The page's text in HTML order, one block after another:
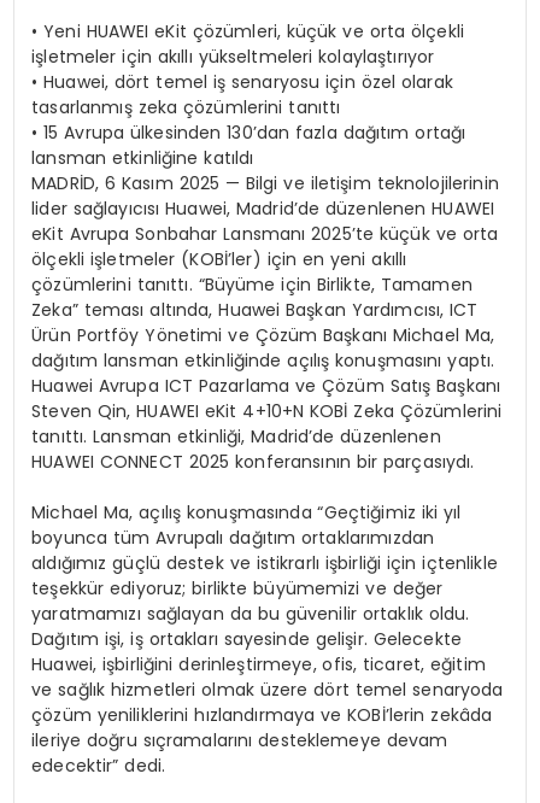
•Yeni HUAWEIeKit çözümleri, küçük ve orta ölçekli
işletmeler için akıllı yükseltmeleri kolaylaştırıyor
•Huawei, dört temel iş senaryosu için özel olarak
tasarlanmış zeka çözümlerini tanıttı
•15 Avrupa ülkesinden 130’dan fazla dağıtım ortağı
lansman etkinliğine katıldı
MADRİD, 6 Kasım 2025 — Bilgi ve iletişim teknolojilerinin
lider sağlayıcısı Huawei, Madrid’de düzenlenen HUAWEI
eKit Avrupa Sonbahar Lansmanı 2025’te küçük ve orta
ölçekli işletmeler (KOBİ’ler) için en yeni akıllı
çözümlerini tanıttı. “Büyüme için Birlikte, Tamamen
Zeka” teması altında, Huawei Başkan Yardımcısı, ICT
Ürün Portföy Yönetimi ve Çözüm Başkanı Michael Ma,
dağıtım lansman etkinliğinde açılış konuşmasını yaptı.
Huawei Avrupa ICT Pazarlama ve Çözüm Satış Başkanı
Steven Qin, HUAWEI eKit 4+10+N KOBİ Zeka Çözümlerini
tanıttı. Lansman etkinliği, Madrid’de düzenlenen
HUAWEI CONNECT 2025 konferansının bir parçasıydı.
Michael Ma, açılış konuşmasında “Geçtiğimiz iki yıl
boyunca tüm Avrupalı dağıtım ortaklarımızdan
aldığımız güçlü destek ve istikrarlı işbirliği için içtenlikle
teşekkür ediyoruz; birlikte büyümemizi ve değer
yaratmamızı sağlayan da bu güvenilir ortaklık oldu.
Dağıtım işi, iş ortakları sayesinde gelişir. Gelecekte
Huawei, işbirliğini derinleştirmeye, ofis, ticaret, eğitim
ve sağlık hizmetleri olmak üzere dört temel senaryoda
çözüm yeniliklerini hızlandırmaya ve KOBİ’lerin zekâda
ileriye doğru sıçramalarını desteklemeye devam
edecektir” dedi.